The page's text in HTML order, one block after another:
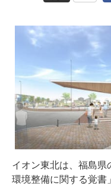
イオン東北は、福島県
環境整備に関する覚書